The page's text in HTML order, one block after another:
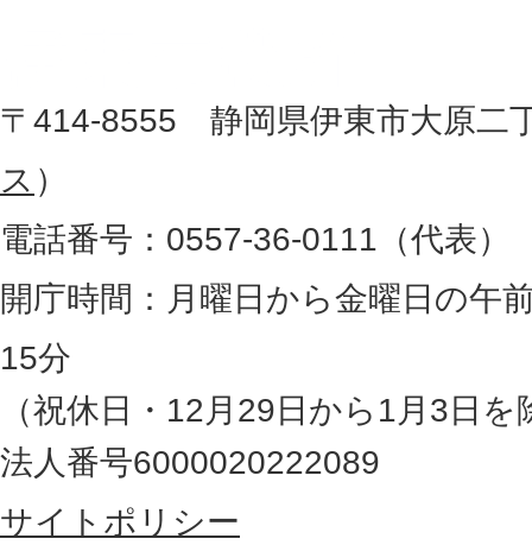
地
図
。
静
岡
県
の
最
東
部
所
〒414-8555 静岡県伊東市大原二
ス ）
電話番号：0557-36-0111（代表）
開庁時間：月曜日から金曜日の午
15分
（祝休日・12月29日から1月3日を
法人番号6000020222089
サイトポリシー